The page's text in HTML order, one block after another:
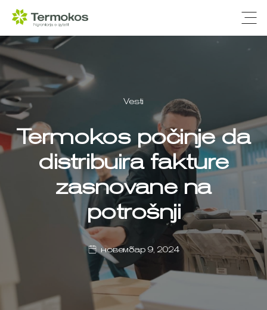
Vesti
Termokos počinje da
distribuira fakture
zasnovane na
potrošnji
новембар 9, 2024